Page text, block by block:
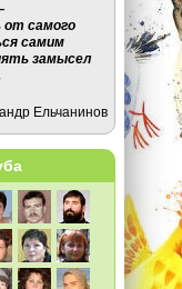
от самого
самим
замысел
Ельчанинов